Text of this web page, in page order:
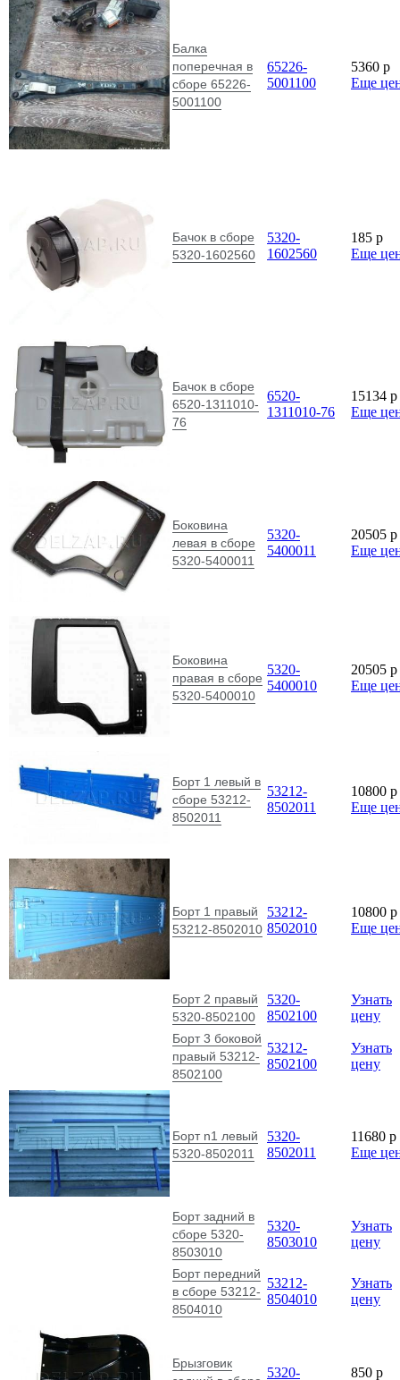
Балка
поперечная в
сборе 65226-
5001100
65226-
5001100
5360 p
Еще
Бачок в сборе
5320-1602560
5320-
1602560
185 p
Еще
Бачок в сборе
6520-1311010-
76
6520-
1311010-76
15134 p
Еще
Боковина
левая в сборе
5320-5400011
5320-
5400011
20505 p
Еще
Боковина
правая в сборе
5320-5400010
5320-
5400010
20505 p
Еще
Борт 1 левый в
сборе 53212-
8502011
53212-
8502011
10800 p
Еще
Борт 1 правый
53212-8502010
53212-
8502010
10800 p
Еще
Борт 2 правый
5320-8502100
5320-
8502100
Узнать
цену
Борт 3 боковой
правый 53212-
8502100
53212-
8502100
Узнать
цену
Борт n1 левый
5320-8502011
5320-
8502011
11680 p
Еще
Борт задний в
сборе 5320-
8503010
5320-
8503010
Узнать
цену
Борт передний
в сборе 53212-
8504010
53212-
8504010
Узнать
цену
Брызговик
5320- 850 p